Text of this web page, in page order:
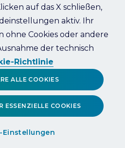
auf das X schließen,
aktiv. Ihr
ohne Cookies oder andere
der technisch
Richtlinie
Einstellungen
ESSENZIELLE COOKIES
ALLE COOKIES